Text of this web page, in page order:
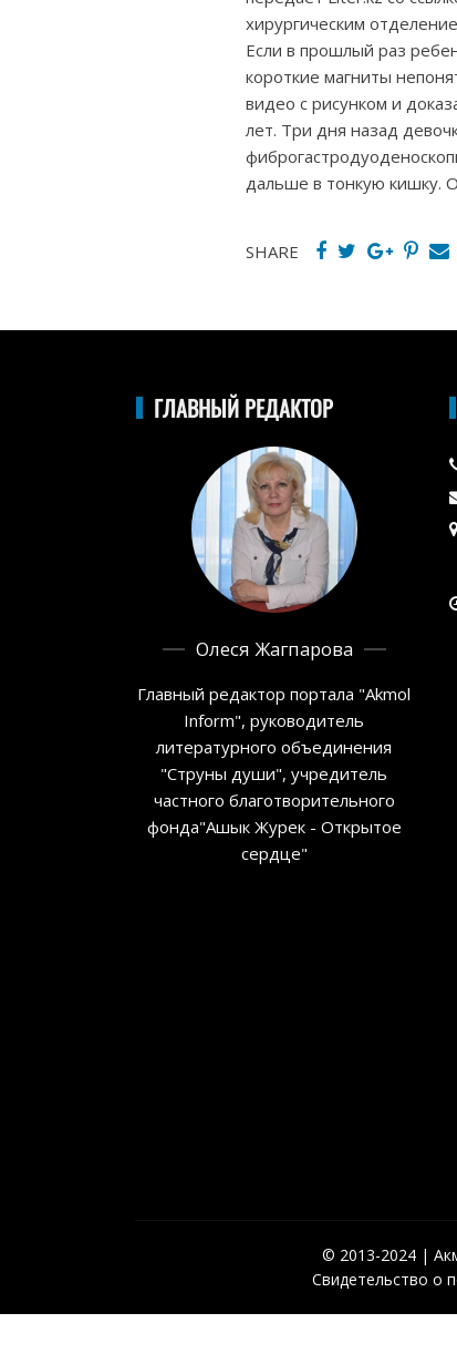
хирургическим
Если в прошлый раз
короткие магниты
видео с рисунком и
лет. Три дня назад
дальше в тонкую кишку.
SHARE
ГЛАВНЫЙ РЕДАКТОР
Олеся Жагпарова
Главный редактор портала "Akmol
Inform", руководитель
литературного объединения
"Струны души", учредитель
частного благотворительного
фонда"Ашык Журек - Открытое
сердце"
© 2013-2024 |
Свидетельство о